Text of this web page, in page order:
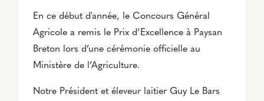
En ce début d'année, le Concours Général
Agricole a remis le Prix d’Excellence à Paysan
Breton lors d’une cérémonie officielle au
Ministère de l’Agriculture.
Notre Président et éleveur laitier Guy Le Bars